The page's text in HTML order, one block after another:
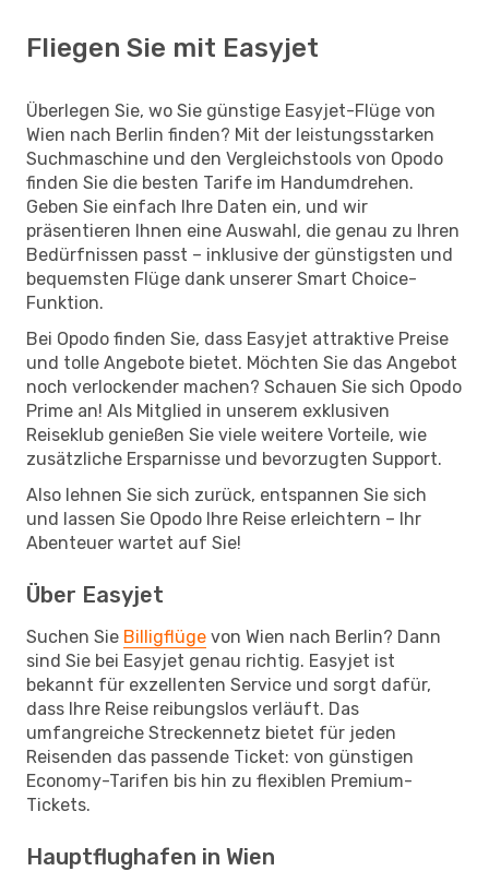
Fliegen Sie mit Easyjet
Überlegen Sie, wo Sie günstige Easyjet-Flüge von
Wien nach Berlin finden? Mit der leistungsstarken
Suchmaschine und den Vergleichstools von Opodo
finden Sie die besten Tarife im Handumdrehen.
Geben Sie einfach Ihre Daten ein, und wir
präsentieren Ihnen eine Auswahl, die genau zu Ihren
Bedürfnissen passt – inklusive der günstigsten und
bequemsten Flüge dank unserer Smart Choice-
Funktion.
Bei Opodo finden Sie, dass Easyjet attraktive Preise
und tolle Angebote bietet. Möchten Sie das Angebot
noch verlockender machen? Schauen Sie sich Opodo
Prime an! Als Mitglied in unserem exklusiven
Reiseklub genießen Sie viele weitere Vorteile, wie
zusätzliche Ersparnisse und bevorzugten Support.
Also lehnen Sie sich zurück, entspannen Sie sich
und lassen Sie Opodo Ihre Reise erleichtern – Ihr
Abenteuer wartet auf Sie!
Über Easyjet
Suchen Sie Billigflüge von Wien nach Berlin? Dann
sind Sie bei Easyjet genau richtig. Easyjet ist
bekannt für exzellenten Service und sorgt dafür,
dass Ihre Reise reibungslos verläuft. Das
umfangreiche Streckennetz bietet für jeden
Reisenden das passende Ticket: von günstigen
Economy-Tarifen bis hin zu flexiblen Premium-
Tickets.
Hauptflughafen in Wien